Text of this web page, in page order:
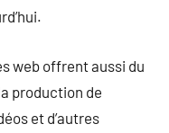
web offrent aussi du
production de
et d’autres